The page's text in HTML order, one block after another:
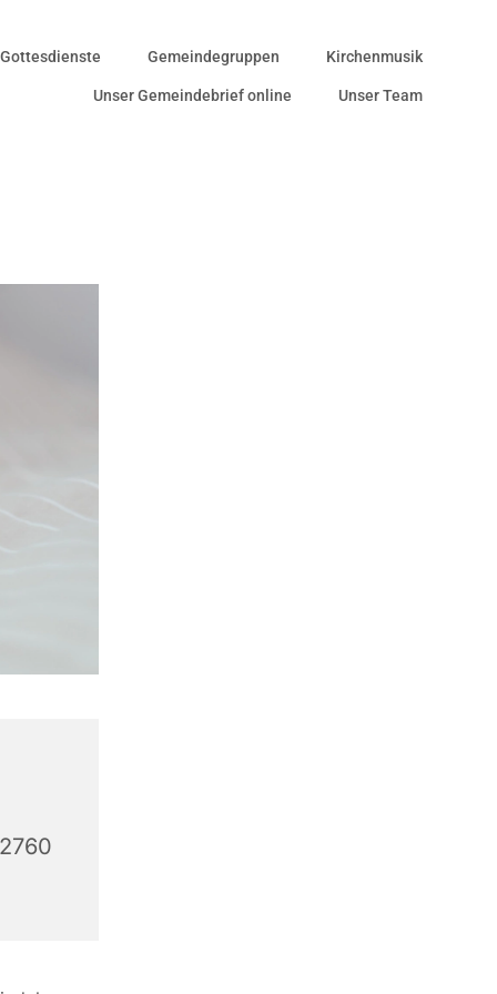
Gottesdienste Gemeindegruppen Kirchenmusik
Unser Gemeindebrief online Unser Team